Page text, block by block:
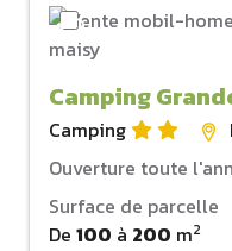
Camping
Camping
Ouverture toute
Surface de parcelle
De 100 à 200 m2